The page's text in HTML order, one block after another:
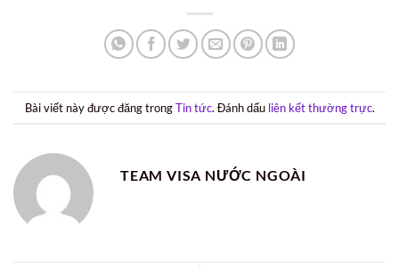
Bài viết này được đăng trongTin tức. Đánh dấu liên kết thường trực.
TEAM VISA NƯỚC NGOÀI